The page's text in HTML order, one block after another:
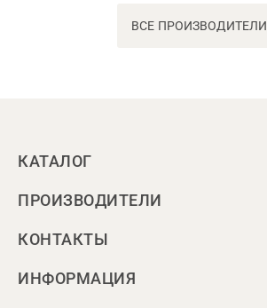
ВСЕ ПРОИЗВОДИТЕЛИ
КАТАЛОГ
ПРОИЗВОДИТЕЛИ
КОНТАКТЫ
ИНФОРМАЦИЯ